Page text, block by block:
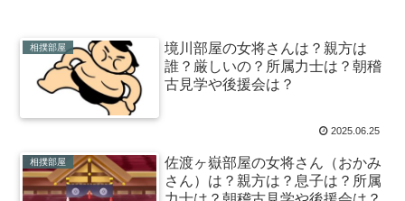
相撲部屋
境川部屋の女将さんは？親方は
誰？厳しいの？所属力士は？朝稽
古見学や後援会は？
2025.06.25
相撲部屋
佐渡ヶ嶽部屋の女将さん（おかみ
さん）は？親方は？息子は？所属